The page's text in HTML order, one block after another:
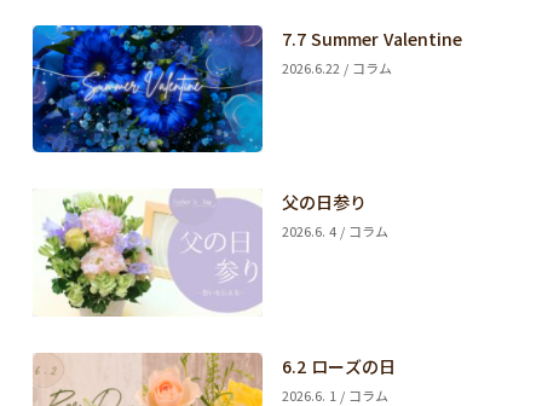
7.7 Summer Valentine
2026.6.22 / コラム
父の日参り
2026.6. 4 / コラム
6.2 ローズの日
2026.6. 1 / コラム